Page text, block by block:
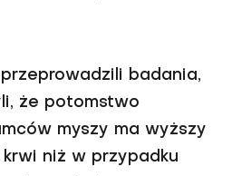
badania,
że potomstwo
myszy ma wyższy
niż w przypadku